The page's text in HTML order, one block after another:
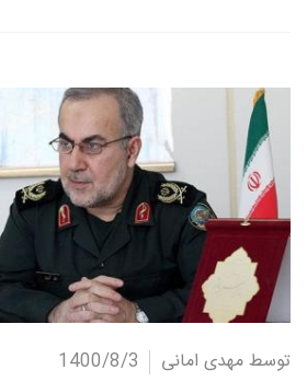
توسط مهدی امانی 1400/8/3